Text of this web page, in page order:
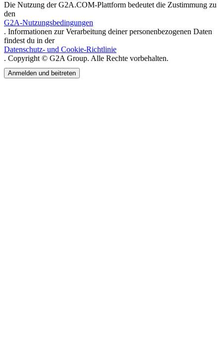
Die Nutzung der G2A.COM-Plattform bedeutet die Zustimmung zu
den
G2A-Nutzungsbedingungen
. Informationen zur Verarbeitung deiner personenbezogenen Daten
findest du in der
Datenschutz- und Cookie-Richtlinie
. Copyright © G2A Group. Alle Rechte vorbehalten.
Anmelden und beitreten